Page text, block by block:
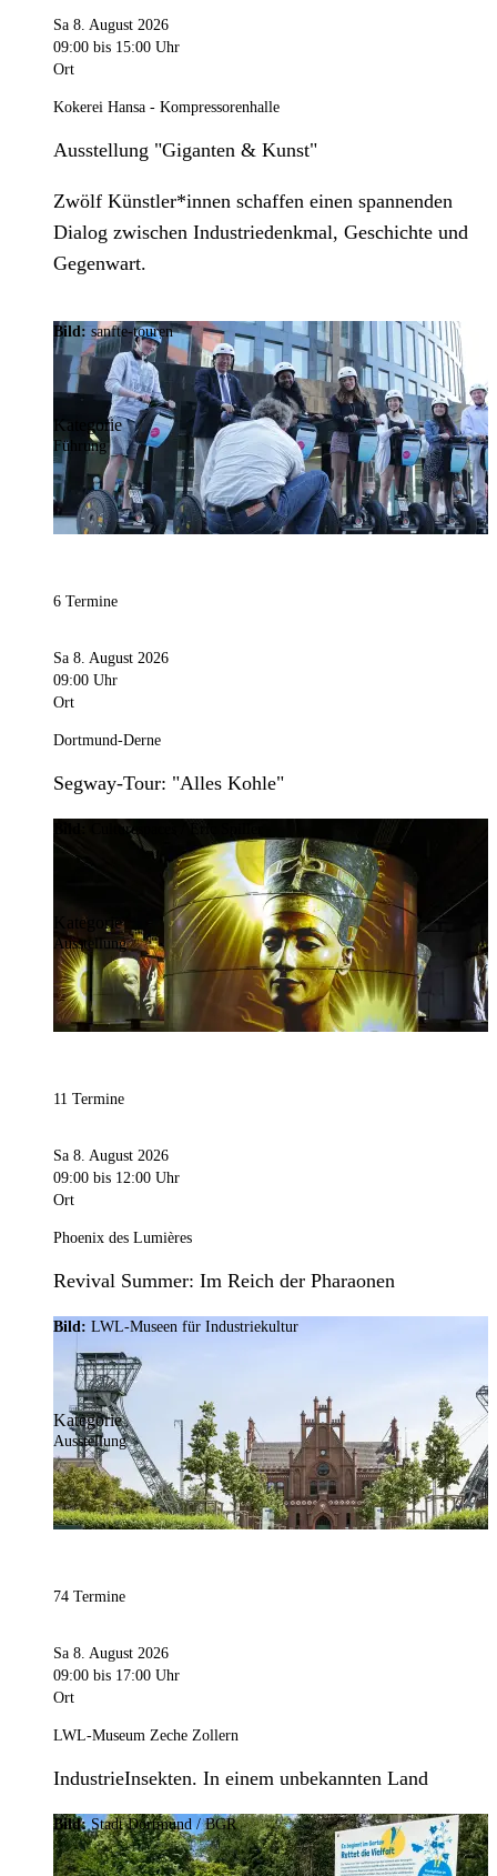
Sa 8. August 2026
09:00 bis 15:00 Uhr
Ort
Kokerei Hansa - Kompressorenhalle
Ausstellung "Giganten & Kunst"
Zwölf Künstler*innen schaffen einen spannenden
Dialog zwischen Industriedenkmal, Geschichte und
Gegenwart.
Bild: sanfte-touren
Kategorie
Führung
6 Termine
Sa 8. August 2026
09:00 Uhr
Ort
Dortmund-Derne
Segway-Tour: "Alles Kohle"
Culturespaces / Eric Spiller
Kategorie
Ausstellung
11 Termine
Sa 8. August 2026
09:00 bis 12:00 Uhr
Ort
Phoenix des Lumières
Revival Summer: Im Reich der Pharaonen
Bild: LWL-Museen für Industriekultur
Kategorie
Ausstellung
74 Termine
Sa 8. August 2026
09:00 bis 17:00 Uhr
Ort
LWL-Museum Zeche Zollern
IndustrieInsekten. In einem unbekannten Land
Bild: Stadt Dortmund / BGR